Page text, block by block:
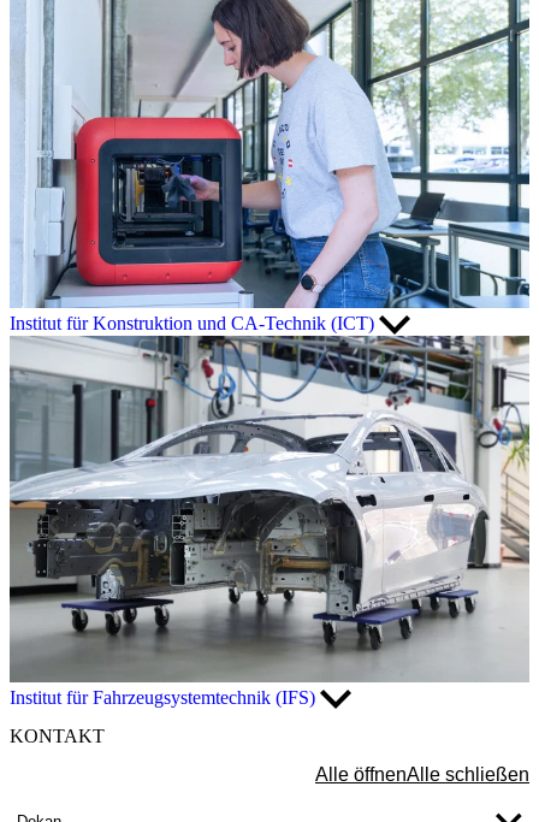
Institut für Konstruktion und CA-Technik (ICT)
Institut für Fahrzeugsystemtechnik (IFS)
KONTAKT
Alle öffnenAlle schließen